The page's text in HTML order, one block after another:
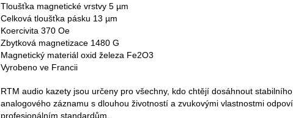
Tloušťka magnetické vrstvy 5 µm
Celková tloušťka pásku 13 µm
Koercivita 370 Oe
Zbytková magnetizace 1480 G
Magnetický materiál oxid železa Fe2O3
Vyrobeno ve Francii
RTM audio kazety jsou určeny pro všechny, kdo chtějí dosáhnout stabilního
analogového záznamu s dlouhou životností a zvukovými vlastnostmi
profesionálním standardům.